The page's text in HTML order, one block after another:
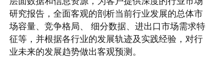
研究报告，全面客观的剖析当前行业发展的总体市
场容量、竞争格局、 细分数据、进出口市场需求特
征等，并根据各行业的发展轨迹及实践经验，对行
业未来的发展趋势做出客观预测。